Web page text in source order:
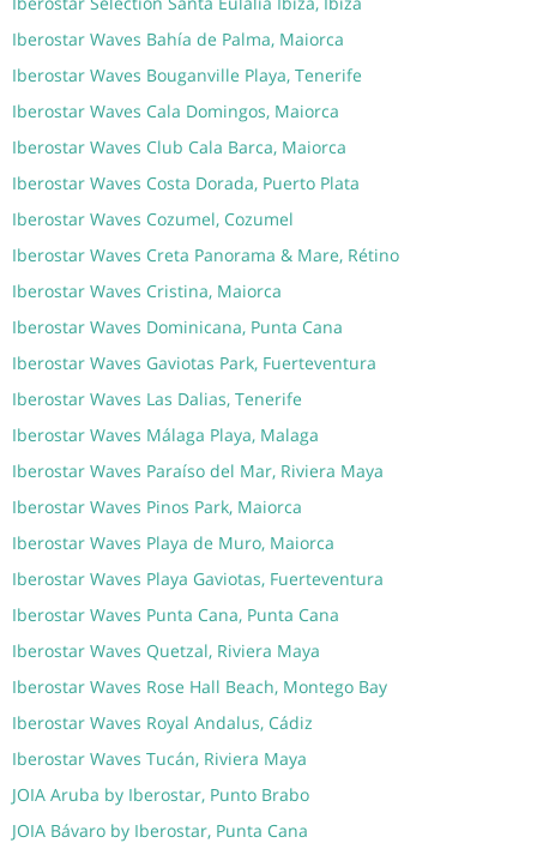
Iberostar Waves Bahía de Palma, Maiorca
Iberostar Waves Bouganville Playa, Tenerife
Iberostar Waves Cala Domingos, Maiorca
Iberostar Waves Club Cala Barca, Maiorca
Iberostar Waves Costa Dorada, Puerto Plata
Iberostar Waves Cozumel, Cozumel
Iberostar Waves Creta Panorama & Mare, Rétino
Iberostar Waves Cristina, Maiorca
Iberostar Waves Dominicana, Punta Cana
Iberostar Waves Gaviotas Park, Fuerteventura
Iberostar Waves Las Dalias, Tenerife
Iberostar Waves Málaga Playa, Malaga
Iberostar Waves Paraíso del Mar, Riviera Maya
Iberostar Waves Pinos Park, Maiorca
Iberostar Waves Playa de Muro, Maiorca
Iberostar Waves Playa Gaviotas, Fuerteventura
Iberostar Waves Punta Cana, Punta Cana
Iberostar Waves Quetzal, Riviera Maya
Iberostar Waves Rose Hall Beach, Montego Bay
Iberostar Waves Royal Andalus, Cádiz
Iberostar Waves Tucán, Riviera Maya
JOIA Aruba by Iberostar, Punto Brabo
JOIA Bávaro by Iberostar, Punta Cana